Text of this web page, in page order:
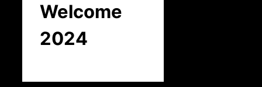
Welcome
2024